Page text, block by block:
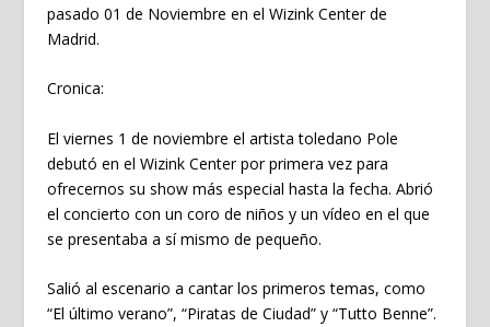
pasado 01 de Noviembre en el Wizink Center de
Madrid.
Cronica:
El viernes 1 de noviembre el artista toledano Pole
debutó en el Wizink Center por primera vez para
ofrecernos su show más especial hasta la fecha. Abrió
el concierto con un coro de niños y un vídeo en el que
se presentaba a sí mismo de pequeño.
Salió al escenario a cantar los primeros temas, como
“El último verano”, “Piratas de Ciudad” y “Tutto Benne”.